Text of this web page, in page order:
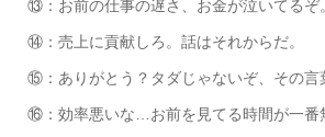
⑬：お前の仕事の遅さ、お金が泣いてるぞ。
⑭：売上に貢献しろ。話はそれからだ。
⑮：ありがとう？タダじゃないぞ、その言
⑯：効率悪いな…お前を見てる時間が一番